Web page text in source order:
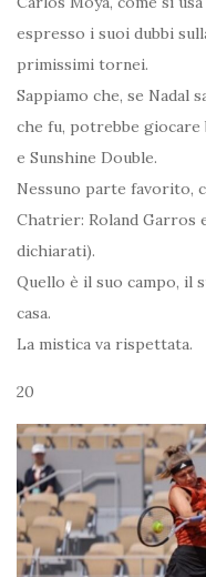
espresso i suoi dubbi
primissimi tornei.
Sappiamo che, se Nadal
che fu, potrebbe
e Sunshine Double.
Nessuno parte favorito,
Chatrier: Roland Garros
dichiarati).
Quello è il suo campo, il
casa.
La mistica va rispettata.
20